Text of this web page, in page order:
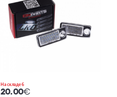
На складе 6
20.00€